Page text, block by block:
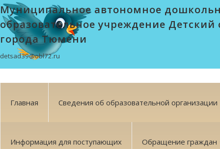
Муниципальное автономное
образовательное учреждение Детский
города Тюмени
detsad39@obl72.ru
Главная Сведения об образовательной организации
Информация для поступающих Обращение граждан